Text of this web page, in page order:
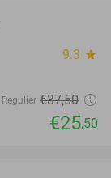
9.3 star
Regulier €37,50
€25,50